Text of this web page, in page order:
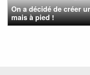
On a décidé de créer
mais à pied !